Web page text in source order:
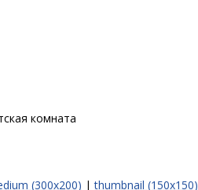
комната
(300x200) |thumbnail (150x150)